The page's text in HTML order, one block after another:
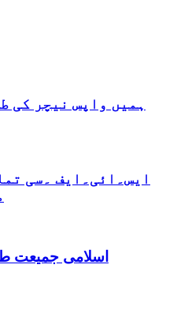
ہمیں واپس نیچر کی
ایس۔ائی۔ایف ۔سی
اسلامی جمیعت